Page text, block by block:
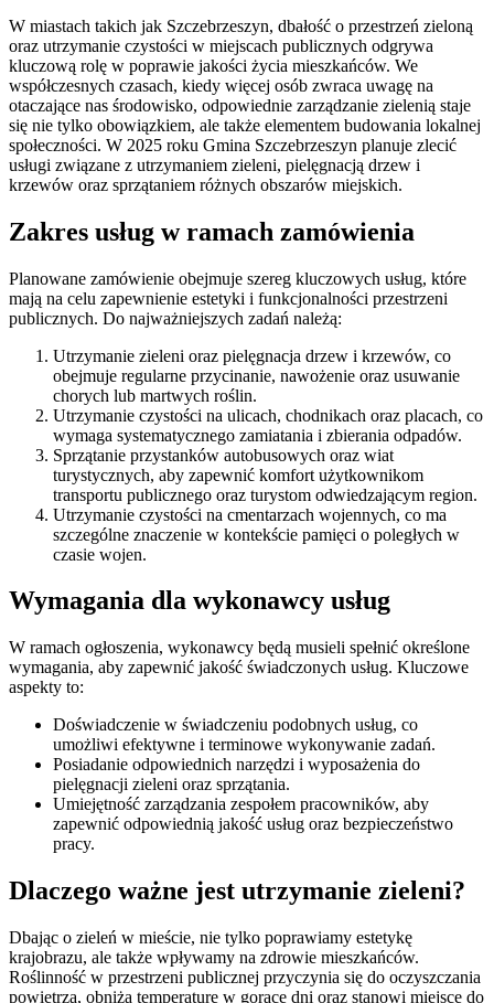
W miastach takich jak Szczebrzeszyn, dbałość o przestrzeń zieloną
oraz utrzymanie czystości w miejscach publicznych odgrywa
kluczową rolę w poprawie jakości życia mieszkańców. We
współczesnych czasach, kiedy więcej osób zwraca uwagę na
otaczające nas środowisko, odpowiednie zarządzanie zielenią staje
się nie tylko obowiązkiem, ale także elementem budowania lokalnej
społeczności. W 2025 roku Gmina Szczebrzeszyn planuje zlecić
usługi związane z utrzymaniem zieleni, pielęgnacją drzew i
krzewów oraz sprzątaniem różnych obszarów miejskich.
Zakres usług w ramach zamówienia
Planowane zamówienie obejmuje szereg kluczowych usług, które
mają na celu zapewnienie estetyki i funkcjonalności przestrzeni
publicznych. Do najważniejszych zadań należą:
Utrzymanie zieleni oraz pielęgnacja drzew i krzewów, co
obejmuje regularne przycinanie, nawożenie oraz usuwanie
chorych lub martwych roślin.
Utrzymanie czystości na ulicach, chodnikach oraz placach, co
wymaga systematycznego zamiatania i zbierania odpadów.
Sprzątanie przystanków autobusowych oraz wiat
turystycznych, aby zapewnić komfort użytkownikom
transportu publicznego oraz turystom odwiedzającym region.
Utrzymanie czystości na cmentarzach wojennych, co ma
szczególne znaczenie w kontekście pamięci o poległych w
czasie wojen.
Wymagania dla wykonawcy usług
W ramach ogłoszenia, wykonawcy będą musieli spełnić określone
wymagania, aby zapewnić jakość świadczonych usług. Kluczowe
aspekty to:
Doświadczenie w świadczeniu podobnych usług, co
umożliwi efektywne i terminowe wykonywanie zadań.
Posiadanie odpowiednich narzędzi i wyposażenia do
pielęgnacji zieleni oraz sprzątania.
Umiejętność zarządzania zespołem pracowników, aby
zapewnić odpowiednią jakość usług oraz bezpieczeństwo
pracy.
Dlaczego ważne jest utrzymanie zieleni?
Dbając o zieleń w mieście, nie tylko poprawiamy estetykę
krajobrazu, ale także wpływamy na zdrowie mieszkańców.
Roślinność w przestrzeni publicznej przyczynia się do oczyszczania
powietrza, obniża temperaturę w gorące dni oraz stanowi miejsce do